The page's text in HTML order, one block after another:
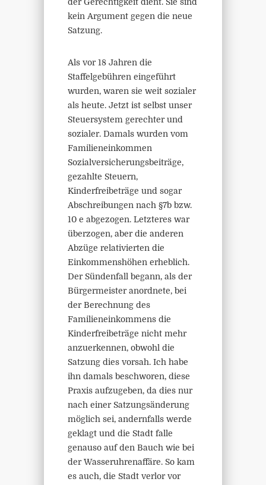
kein Argument gegen die neue
Satzung.
Als vor 18 Jahren die
Staffelgebühren eingeführt
wurden, waren sie weit sozialer
als heute. Jetzt ist selbst unser
Steuersystem gerechter und
sozialer. Damals wurden vom
Familieneinkommen
Sozialversicherungsbeiträge,
gezahlte Steuern,
Kinderfreibeträge und sogar
Abschreibungen nach §7b bzw.
10 e abgezogen. Letzteres war
überzogen, aber die anderen
Abzüge relativierten die
Einkommenshöhen erheblich.
Der Sündenfall begann, als der
Bürgermeister anordnete, bei
der Berechnung des
Familieneinkommens die
Kinderfreibeträge nicht mehr
anzuerkennen, obwohl die
Satzung dies vorsah. Ich habe
ihn damals beschworen, diese
Praxis aufzugeben, da dies nur
nach einer Satzungsänderung
möglich sei, andernfalls werde
geklagt und die Stadt falle
genauso auf den Bauch wie bei
der Wasseruhrenaffäre. So kam
es auch, die Stadt verlor vor